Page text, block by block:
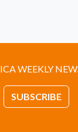
WEEKLY
SUBSCRIBE